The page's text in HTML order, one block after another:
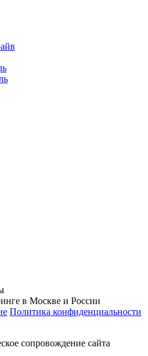
в Москве и России
Политика конфиденциальности
сопровождение сайта